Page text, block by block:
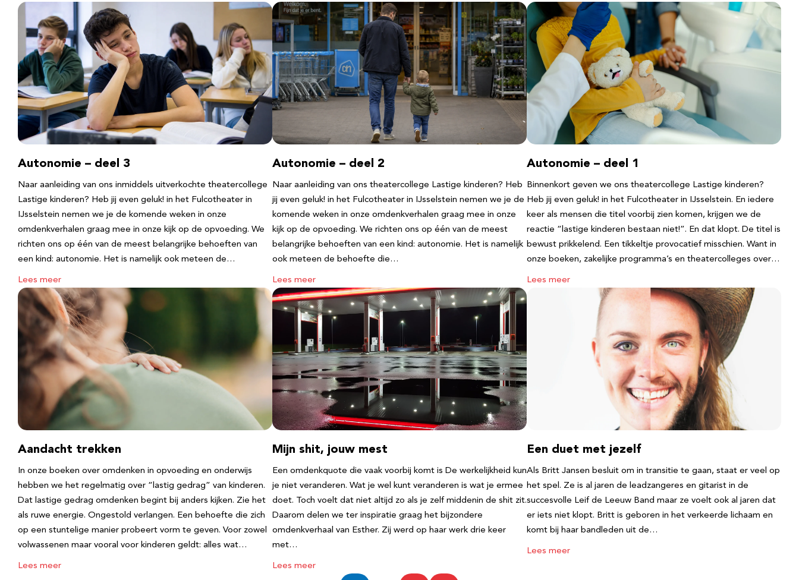
Autonomie – deel 3
Naar aanleiding van ons inmiddels uitverkochte theatercollege
Lastige kinderen? Heb jij even geluk! in het Fulcotheater in
IJsselstein nemen we je de komende weken in onze
omdenkverhalen graag mee in onze kijk op de opvoeding. We
richten ons op één van de meest belangrijke behoeften van
een kind: autonomie. Het is namelijk ook meteen de…
Lees meer
Autonomie – deel 2
Naar aanleiding van ons theatercollege Lastige kinderen? Heb
jij even geluk! in het Fulcotheater in IJsselstein nemen we je de
komende weken in onze omdenkverhalen graag mee in onze
kijk op de opvoeding. We richten ons op één van de meest
belangrijke behoeften van een kind: autonomie. Het is namelijk
ook meteen de behoefte die…
Lees meer
Autonomie – deel 1
Binnenkort geven we ons theatercollege Lastige kinderen?
Heb jij even geluk! in het Fulcotheater in IJsselstein. En iedere
keer als mensen die titel voorbij zien komen, krijgen we de
reactie “lastige kinderen bestaan niet!”. En dat klopt. De titel is
bewust prikkelend. Een tikkeltje provocatief misschien. Want in
onze boeken, zakelijke programma’s en theatercolleges over…
Lees meer
Aandacht trekken
In onze boeken over omdenken in opvoeding en onderwijs
hebben we het regelmatig over “lastig gedrag” van kinderen.
Dat lastige gedrag omdenken begint bij anders kijken. Zie het
als ruwe energie. Ongestold verlangen. Een behoefte die zich
op een stuntelige manier probeert vorm te geven. Voor zowel
volwassenen maar vooral voor kinderen geldt: alles wat…
Lees meer
Mijn shit, jouw mest
Een omdenkquote die vaak voorbij komt is De werkelijkheid kun
je niet veranderen. Wat je wel kunt veranderen is wat je ermee
doet. Toch voelt dat niet altijd zo als je zelf middenin de shit zit.
Daarom delen we ter inspiratie graag het bijzondere
omdenkverhaal van Esther. Zij werd op haar werk drie keer
met…
Lees meer
Een duet met jezelf
Als Britt Jansen besluit om in transitie te gaan, staat er veel op
het spel. Ze is al jaren de leadzangeres en gitarist in de
succesvolle Leif de Leeuw Band maar ze voelt ook al jaren dat
er iets niet klopt. Britt is geboren in het verkeerde lichaam en
komt bij haar bandleden uit de…
Lees meer